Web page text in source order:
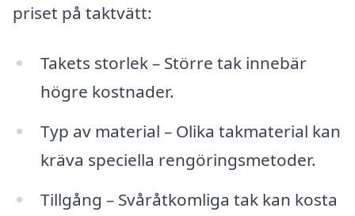
priset på taktvätt:
Takets storlek – Större tak innebär
högre kostnader.
Typ av material – Olika takmaterial kan
kräva speciella rengöringsmetoder.
Tillgång – Svåråtkomliga tak kan kosta